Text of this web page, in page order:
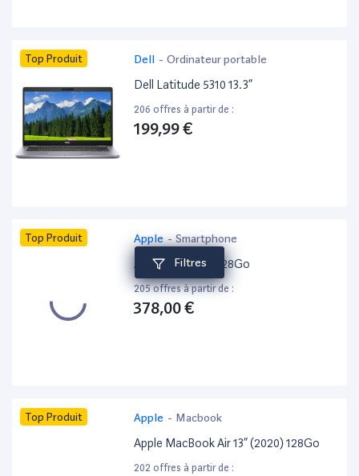
Filtres
Top Produit Dell - Ordinateur portable
Dell Latitude 5310 13.3”
206 offres à partir de :
199,99 €
Top Produit Apple- Smartphone
Apple iPhone 15 128Go
205 offres à partir de :
378,00 €
Top Produit Apple - Macbook
Apple MacBook Air 13” (2020) 128Go
202 offres à partir de :